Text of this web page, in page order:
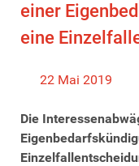
einer
eine
22 Mai 2019
Die